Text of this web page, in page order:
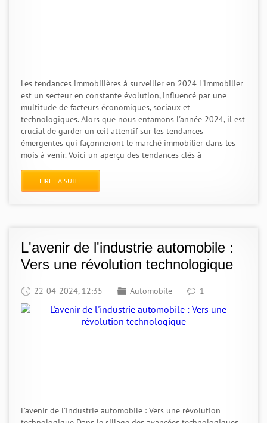
Les tendances immobilières à surveiller en 2024 L'immobilier
est un secteur en constante évolution, influencé par une
multitude de facteurs économiques, sociaux et
technologiques. Alors que nous entamons l'année 2024, il est
crucial de garder un œil attentif sur les tendances
émergentes qui façonneront le marché immobilier dans les
mois à venir. Voici un aperçu des tendances clés à
LIRE LA SUITE
L'avenir de l'industrie automobile :
Vers une révolution technologique
22-04-2024, 12:35 Automobile 1
L'avenir de l'industrie automobile : Vers une révolution